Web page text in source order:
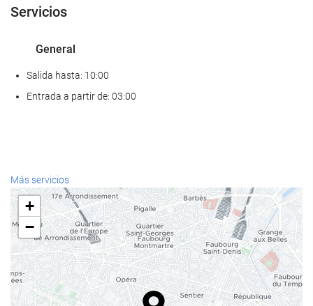
Servicios
General
Salida hasta: 10:00
Entrada a partir de: 03:00
Más servicios
+
−